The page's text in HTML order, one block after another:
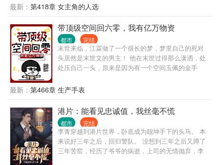
百年灵芝逐渐揭开神秘面纱。 负伤回城的李登云毅然
扛起水连珠，为恓惶年代换个活法…… 治愈系，轻松
向，侠之大者，为国为民！
最新： 第418章 女主角的人选
带顶级空间回六零，我有亿万物资
都市 完结
末世来临，江霖做了一个很长的梦，梦里自己的死对
头居然是末世文的男主！ 他在末世过得那么潇洒，处
处压自己一头，原来是因为有一个空间玉佩的金手
的金手指空间。 绑定空间后，他竟然被商场的货架给
砸死了！？难道配角就注定不能有主角的金手指嘛？
再次睁眼他居然来到了60年代，看着身边哭泣不止的
小女儿，还有怀着身孕的媳妇儿，江霖很是懵逼！ 刚
刚他还是孤家寡人，现在就成了老婆孩子热炕头的已
婚人士？ 还好空间还在，他囤了不少物资，商场也被
他收进了空间里！ “江霖，对不起我没能借到粮
食……”媳妇儿哭的梨花带雨，今天可能又要饿肚子
最新： 第466章 生产手表
港片：能看见忠诚值，我丝毫不慌
都市 完结
李青穿越到港片世界，卧底成为靓坤手下的头马。 本
来说好三年之后，回归警队。 没想到三年之后又蹲了
三年苦窑，经历了爷爷的病逝，上司的无情抛弃，李